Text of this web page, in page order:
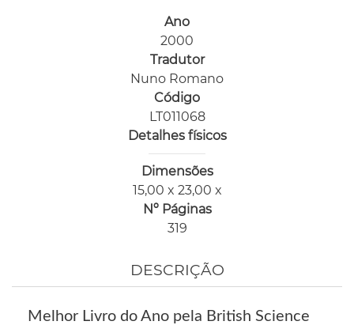
Ano
2000
Tradutor
Nuno Romano
Código
LT011068
Detalhes físicos
Dimensões
15,00 x 23,00 x
Nº Páginas
319
DESCRIÇÃO
Melhor Livro do Ano pela British Science